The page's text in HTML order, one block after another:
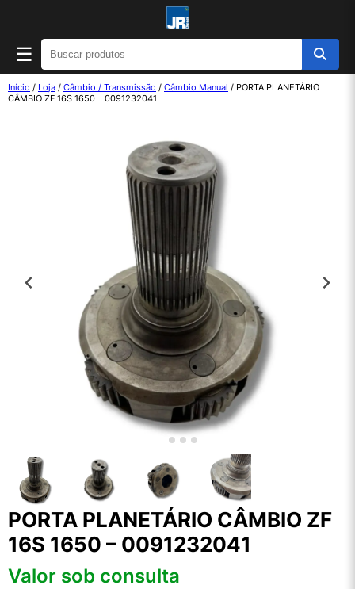
☰
Início / Loja / Câmbio / Transmissão / Câmbio Manual / PORTA PLANETÁRIO
CÂMBIO ZF 16S 1650 – 0091232041
PORTA PLANETÁRIO CÂMBIO ZF
16S 1650 – 0091232041
Valor sob consulta